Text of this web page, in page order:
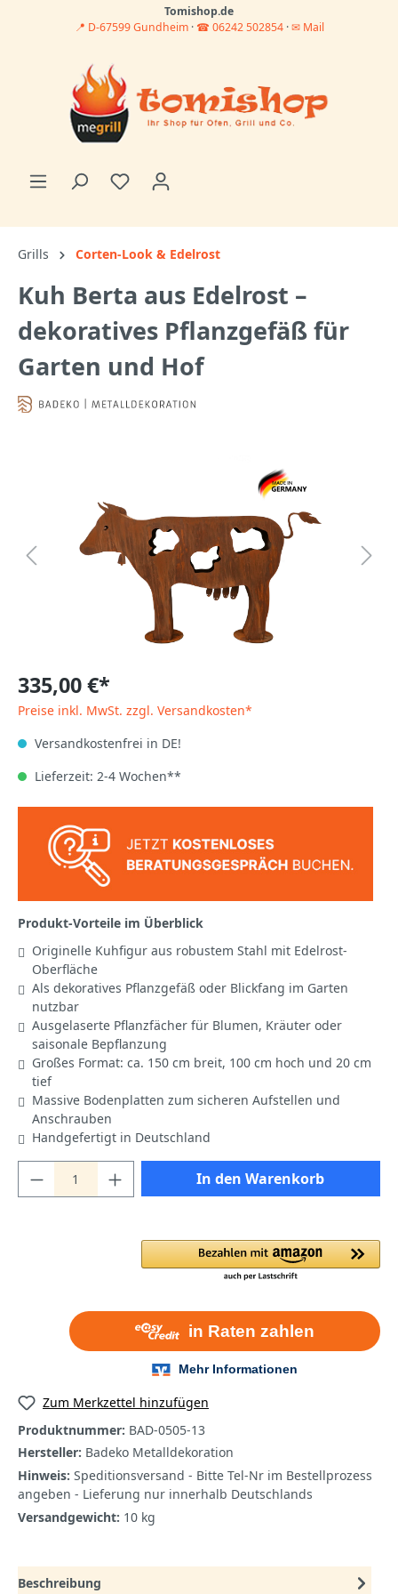
Tomishop.de
📍 D-67599 Gundheim · ☎ 06242 502854·✉ Mail
Grills Corten-Look & Edelrost
Kuh Berta aus Edelrost –
dekoratives Pflanzgefäß für
Garten und Hof
335,00 €*
Preise inkl. MwSt. zzgl. Versandkosten*
Versandkostenfrei in DE!
Lieferzeit: 2-4 Wochen**
Produkt-Vorteile im Überblick
Originelle Kuhfigur aus robustem Stahl mit Edelrost-
Oberfläche
Als dekoratives Pflanzgefäß oder Blickfang im Garten
nutzbar
Ausgelaserte Pflanzfächer für Blumen, Kräuter oder
saisonale Bepflanzung
Großes Format: ca. 150 cm breit, 100 cm hoch und 20 cm
tief
Massive Bodenplatten zum sicheren Aufstellen und
Anschrauben
Handgefertigt in Deutschland
In den Warenkorb
Zum Merkzettel hinzufügen
Produktnummer: BAD-0505-13
Hersteller: Badeko Metalldekoration
Hinweis: Speditionsversand - Bitte Tel-Nr im Bestellprozess
angeben - Lieferung nur innerhalb Deutschlands
Versandgewicht: 10 kg
Beschreibung